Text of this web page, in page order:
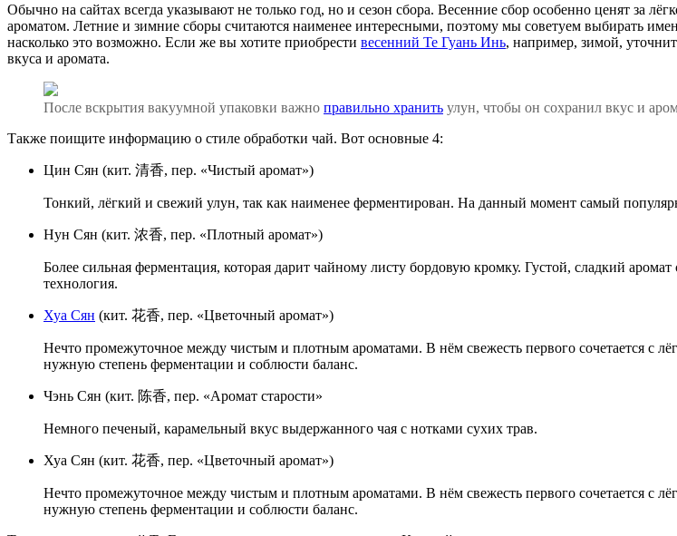
Обычно на сайтах всегда указывают не только год, но и сезон сбора. Весенние сбор особенно ценят за
ароматом. Летние и зимние сборы считаются наименее интересными, поэтому мы советуем выбирать
насколько это возможно. Если же вы хотите приобрести весенний Те Гуань Инь, например, зимой,
вкуса и аромата.
После вскрытия вакуумной упаковки важно правильно хранить улун, чтобы он сохранил вкус и
Также поищите информацию о стиле обработки чай. Вот основные 4:
Цин Сян (кит. 清香, пер. «Чистый аромат»)
Тонкий, лёгкий и свежий улун, так как наименее ферментирован. На данный момент самый
Нун Сян (кит. 浓香, пер. «Плотный аромат»)
Более сильная ферментация, которая дарит чайному листу бордовую кромку. Густой, сладкий
технология.
Хуа Сян (кит. 花香, пер. «Цветочный аромат»)
Нечто промежуточное между чистым и плотным ароматами. В нём свежесть первого сочетается с
нужную степень ферментации и соблюсти баланс.
Чэнь Сян (кит. 陈香, пер. «Аромат старости»
Немного печеный, карамельный вкус выдержанного чая с нотками сухих трав.
Хуа Сян (кит. 花香, пер. «Цветочный аромат»)
Нечто промежуточное между чистым и плотным ароматами. В нём свежесть первого сочетается с
нужную степень ферментации и соблюсти баланс.